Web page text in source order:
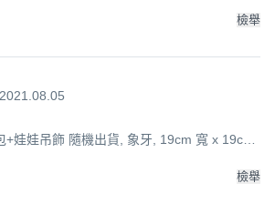
檢舉
2021.08.05
娃娃吊飾 隨機出貨, 象牙, 19cm 寬 x 19cm
檢舉